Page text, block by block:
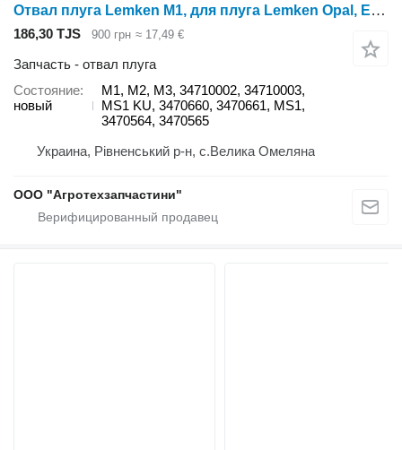
Отвал плуга Lemken М1, для плуга Lemken Opal, Europal, Variopal, Juwel, Diamant
186,30 TJS 900 грн ≈ 17,49 €
Запчасть - отвал плуга
Состояние
новый
М1, М2, М3, 34710002, 34710003,
MS1 KU, 3470660, 3470661, MS1,
3470564, 3470565
Украина, Рівненський р-н, с.Велика Омеляна
ООО "Агротехзапчастини"